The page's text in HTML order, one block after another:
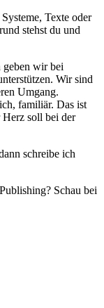
Texte oder
stehst du und
geben wir bei
Wir sind
Umgang.
familiär. Das ist
soll bei der
schreibe ich
Schau bei